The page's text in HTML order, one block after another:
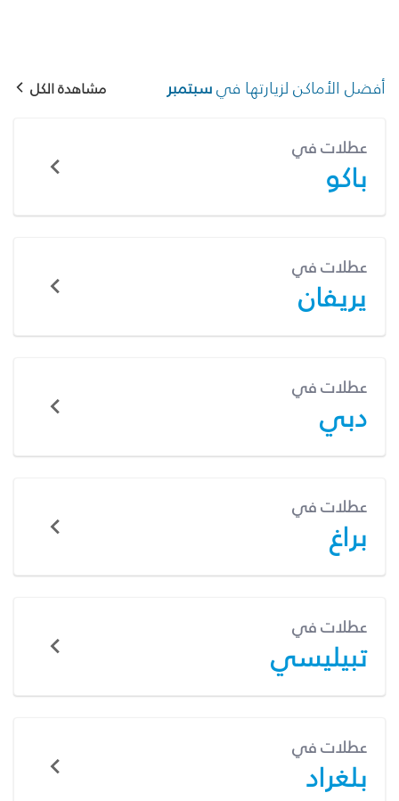
أفضل الأماكن لزيارتها فيسبتمبر مشاهدة الكل
عطلات في
باكو
عطلات في
يريفان
عطلات في
دبي
عطلات في
براغ
عطلات في
تبيليسي
عطلات في
بلغراد